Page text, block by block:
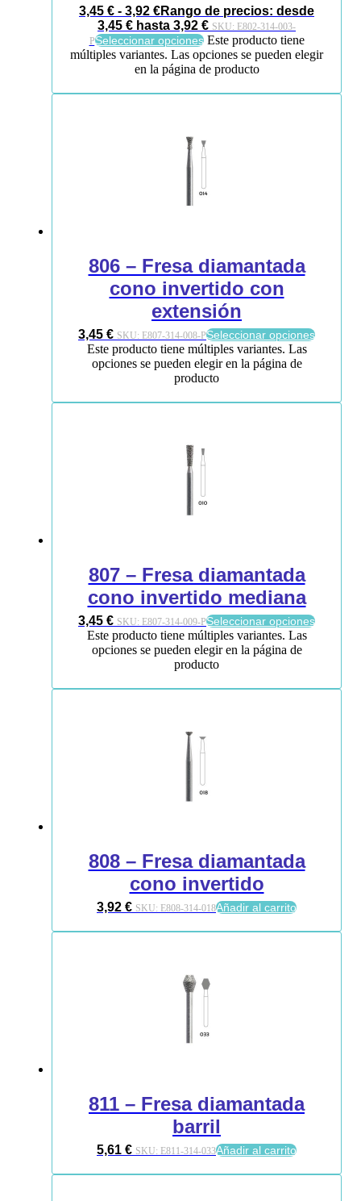
3,45 € - 3,92 €Rango de precios: desde
3,45 € hasta 3,92 € SKU: E802-314-003-
PSeleccionar opciones Este producto tiene
múltiples variantes. Las opciones se pueden elegir
en la página de producto
806 – Fresa diamantada
cono invertido con
extensión
3,45 € SKU: E807-314-008-PSeleccionar opciones
Este producto tiene múltiples variantes. Las
opciones se pueden elegir en la página de
producto
807 – Fresa diamantada
cono invertido mediana
3,45 € SKU: E807-314-009-PSeleccionar opciones
Este producto tiene múltiples variantes. Las
opciones se pueden elegir en la página de
producto
808 – Fresa diamantada
cono invertido
3,92 € SKU: E808-314-018Añadir al carrito
811 – Fresa diamantada
barril
5,61 € SKU: E811-314-033Añadir al carrito